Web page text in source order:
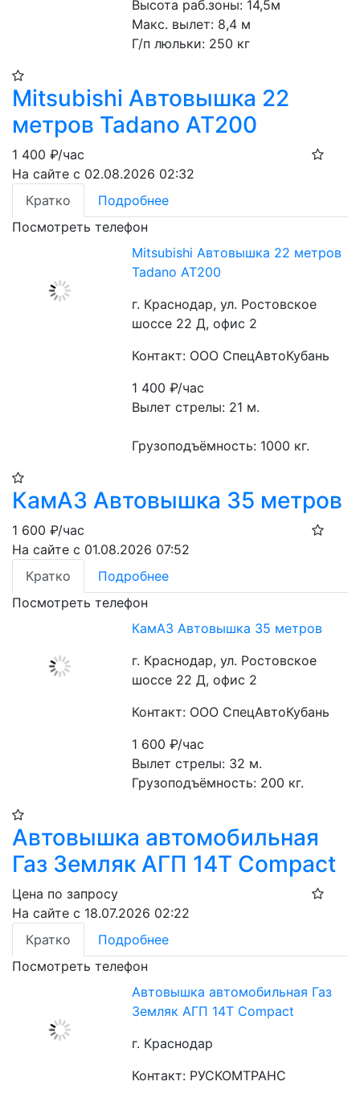
Высота раб.зоны: 14,5м
Макс. вылет: 8,4 м
Г/п люльки: 250 кг
Mitsubishi Автовышка 22
метров Tadano AT200
1 400 ₽/час
На сайте с 02.08.2026 02:32
Кратко
Подробнее
Посмотреть телефон
Mitsubishi Автовышка 22 метров
Tadano AT200
г. Краснодар, ул. Ростовское
шоссе 22 Д, офис 2
Контакт: ООО СпецАвтоКубань
1 400₽/час
Вылет стрелы: 21 м.
Грузоподъёмность: 1000 кг.
КамАЗ Автовышка 35 метров
1 600 ₽/час
На сайте с 01.08.2026 07:52
Кратко
Подробнее
Посмотреть телефон
КамАЗ Автовышка 35 метров
г. Краснодар, ул. Ростовское
шоссе 22 Д, офис 2
Контакт: ООО СпецАвтоКубань
1 600₽/час
Вылет стрелы: 32 м.
Грузоподъёмность: 200 кг.
Автовышка автомобильная
Газ Земляк АГП 14Т Compact
Цена по запросу
На сайте с 18.07.2026 02:22
Кратко
Подробнее
Посмотреть телефон
Автовышка автомобильная Газ
Земляк АГП 14Т Compact
г. Краснодар
Контакт: РУСКОМТРАНС